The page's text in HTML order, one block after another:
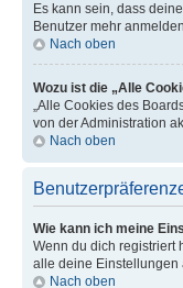
Es kann sein, dass
Benutzer mehr
Nach oben
Wozu ist die „Alle
„Alle Cookies des
von der Administration
Nach oben
Wie kann ich meine
Wenn du dich registriert
alle deine Einstellungen
Nach oben